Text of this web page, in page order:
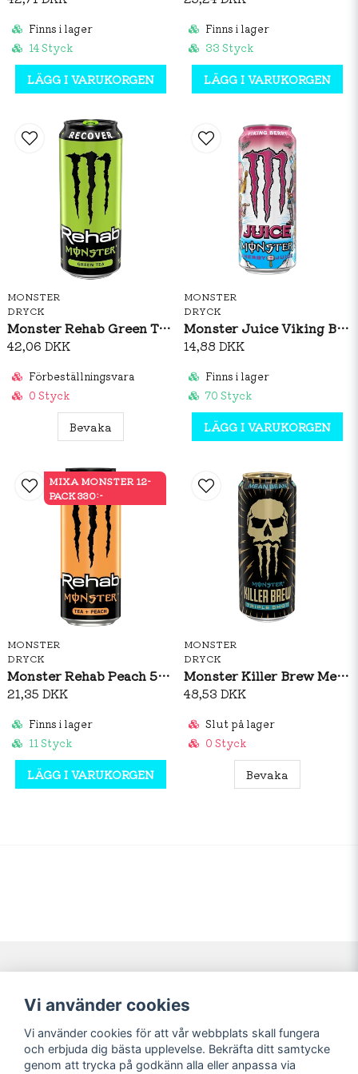
Finns i lager
14 Styck
LÄGG I VARUKORGEN
Finns i lager
33 Styck
LÄGG I VARUKORGEN
MONSTER
DRYCK
Monster Rehab Green Tea 458ml
42,06 DKK
Förbeställningsvara
0 Styck
Bevaka
MONSTER
DRYCK
Monster Juice Viking Berry 500ml
14,88 DKK
Finns i lager
70 Styck
LÄGG I VARUKORGEN
MONSTER
DRYCK
Monster Rehab Peach 500ml
21,35 DKK
Finns i lager
11 Styck
LÄGG I VARUKORGEN
MIXA MONSTER 12-
PACK 330:-
MONSTER
DRYCK
Monster Killer Brew Mean Bean 437ml
48,53 DKK
Slut på lager
0 Styck
Bevaka
Navigering
Nyheter!
Förbeställning
Mitt konto
Logga in
Registrera dig
Glömt lösenord?
Vi använder cookies
Vi använder cookies för att vår webbplats skall fungera
och erbjuda dig bästa upplevelse. Bekräfta ditt samtycke
genom att trycka på godkänn alla eller anpassa via